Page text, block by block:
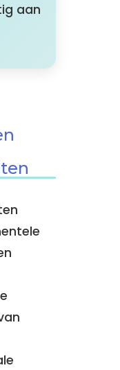
aan